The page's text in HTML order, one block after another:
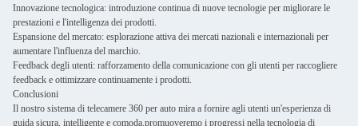
Innovazione tecnologica: introduzione continua di nuove tecnologie per migliorare le
prestazioni e l'intelligenza dei prodotti.
Espansione del mercato: esplorazione attiva dei mercati nazionali e internazionali per
aumentare l'influenza del marchio.
Feedback degli utenti: rafforzamento della comunicazione con gli utenti per raccogliere
feedback e ottimizzare continuamente i prodotti.
Conclusioni
Il nostro sistema di telecamere 360 per auto mira a fornire agli utenti un'esperienza di
guida sicura, intelligente e comoda.promuoveremo i progressi nella tecnologia di